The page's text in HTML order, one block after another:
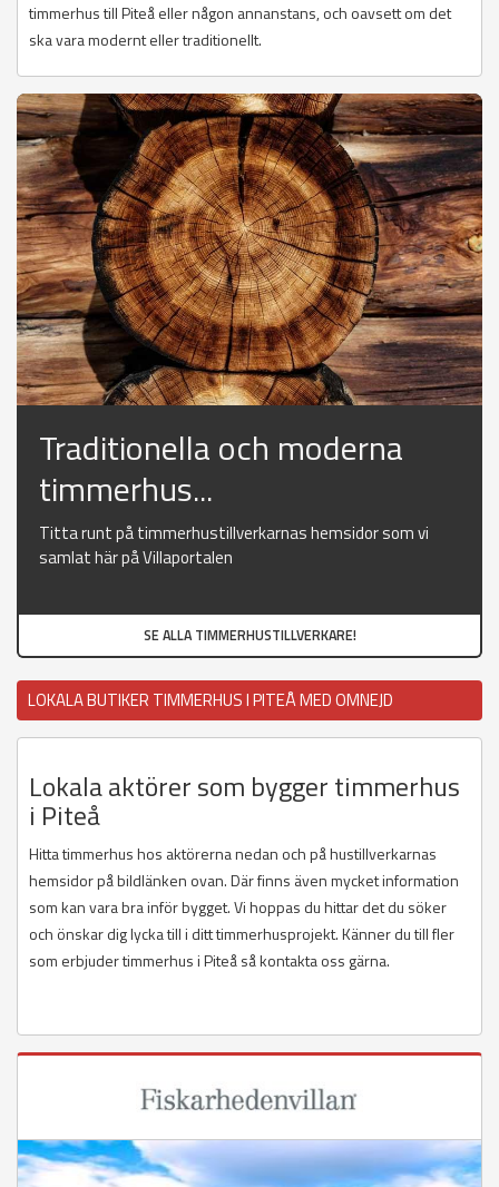
timmerhus till Piteå eller någon annanstans, och oavsett om det
ska vara modernt eller traditionellt.
Traditionella och moderna
timmerhus...
Titta runt på timmerhustillverkarnas hemsidor som vi
samlat här på Villaportalen
SE ALLA TIMMERHUSTILLVERKARE!
LOKALA BUTIKER TIMMERHUS I PITEÅ MED OMNEJD
Lokala aktörer som bygger timmerhus
i Piteå
Hitta timmerhus hos aktörerna nedan och på hustillverkarnas
hemsidor på bildlänken ovan. Där finns även mycket information
som kan vara bra inför bygget. Vi hoppas du hittar det du söker
och önskar dig lycka till i ditt timmerhusprojekt. Känner du till fler
som erbjuder timmerhus i Piteå så kontakta oss gärna.